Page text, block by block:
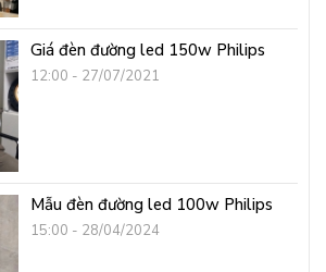
Giá đèn đường led 150w Philips
12:00 - 27/07/2021
Mẫu đèn đường led 100w Philips
15:00 - 28/04/2024